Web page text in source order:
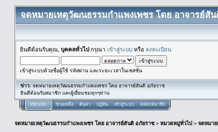
จดหมายเหตุวัฒนธรรมกำแพงเพชร โดย อาจารย์สั
ยินดีต้อนรับคุณ, บุคคลทั่วไปกรุณา เข้าสู่ระบบ หรือ ลงทะเบียน
เข้าสู่ระบบด้วยชื่อผู้ใช้ รหัสผ่าน และระยะเวลาในเซสชั่น
ข่าว: จดหมายเหตุวัฒนธรรมกำแพงเพชร โดย อาจารย์สันติ อภัยราช
ยินดีต้อนรับสมาชิก และผู้เยื่ยมชมทุกๆท่าน
หน้าแรก ช่วยเหลือ ค้นหา ปฏิทิน เข้าสู่ระบบ สมัครสมาชิก
จดหมายเหตุวัฒนธรรมกำแพงเพชร โดย อาจารย์สันติ อภัยราช> หมวดหมู่ทั่วไป > จดหมา